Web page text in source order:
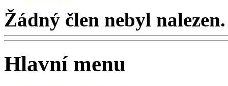
Žádný člen nebyl nalezen.
Hlavní menu